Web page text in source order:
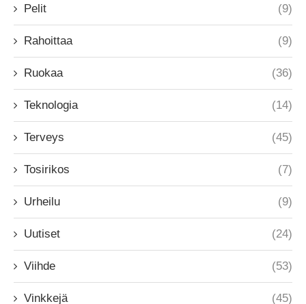
Pelit (9)
Rahoittaa (9)
Ruokaa (36)
Teknologia (14)
Terveys (45)
Tosirikos (7)
Urheilu (9)
Uutiset (24)
Viihde (53)
Vinkkejä (45)